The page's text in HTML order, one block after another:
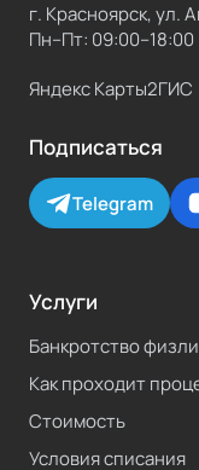
г. Красноярск, ул.
Пн–Пт: 09:00–18:00
Яндекс Карты2ГИС
Подписаться
Telegram
Услуги
Банкротство
Как проходит
Стоимость
Условия списания